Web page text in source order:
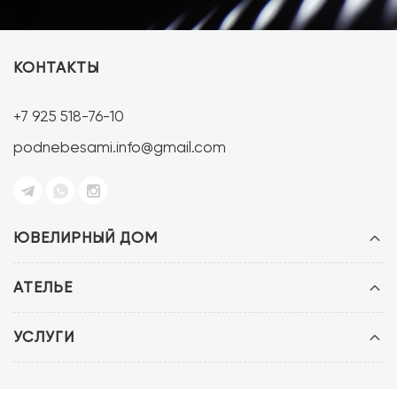
ЮВЕЛИРНЫЙ ДОМ
АТЕЛЬЕ
УСЛУГИ
КОНТАКТЫ
+7 925 518-76-10
podnebesami.info@gmail.com